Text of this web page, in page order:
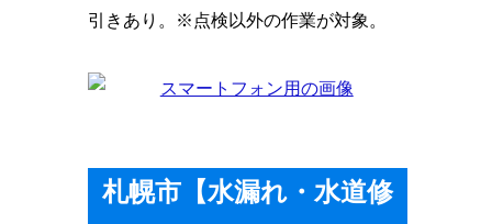
引きあり 。※点検以外の作業が対象。
札幌市【水漏れ・水道修